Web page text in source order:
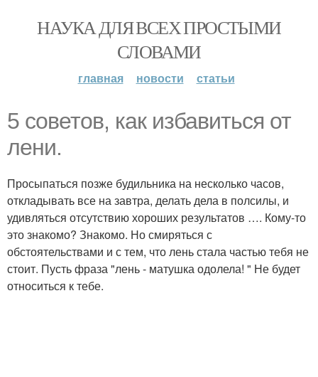
НАУКА ДЛЯ ВСЕХ ПРОСТЫМИ
СЛОВАМИ
главная новости статьи
5 советов, как избавиться от
лени.
Просыпаться позже будильника на несколько часов,
откладывать все на завтра, делать дела в полсилы, и
удивляться отсутствию хороших результатов …. Кому-то
это знакомо? Знакомо. Но смиряться с
обстоятельствами и с тем, что лень стала частью тебя не
стоит. Пусть фраза "лень - матушка одолела! " Не будет
относиться к тебе.